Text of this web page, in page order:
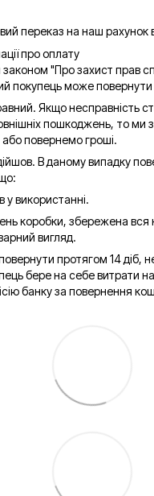
переказ на наш рахунок
про оплату
"Про захист прав
покупець може
Якщо несправність
пошкоджень, то ми
або повернемо гроші.
В даному випадку
у використанні.
коробки, збережена вся
вигляд.
протягом 14 діб,
бере на себе витрати
банку за повернення